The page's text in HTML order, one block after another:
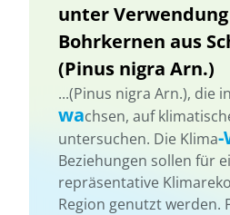
unter
Bohrkernen aus
(Pinus nigra Arn.)
...(Pinus nigra Arn.), die
wachsen, auf
untersuchen. Die Klima-
Beziehungen sollen für
repräsentative
Region genutzt werden.